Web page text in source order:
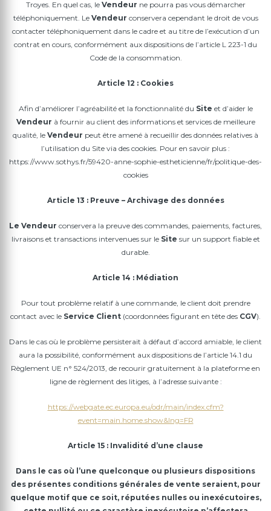
Troyes. En quel cas, le Vendeur ne pourra pas vous démarcher
téléphoniquement. Le Vendeur conservera cependant le droit de vous
contacter téléphoniquement dans le cadre et au titre de l’exécution d’un
contrat en cours, conformément aux dispositions de l’article L 223-1 du
Code de la consommation.
Article 12 : Cookies
Afin d’améliorer l’agréabilité et la fonctionnalité du Site et d’aider le
Vendeur à fournir au client des informations et services de meilleure
qualité, le Vendeur peut être amené à recueillir des données relatives à
l’utilisation du Site via des cookies. Pour en savoir plus :
https://www.sothys.fr/59420-anne-sophie-estheticienne/fr/politique-des-
cookies
Article 13 : Preuve – Archivage des données
Le Vendeur conservera la preuve des commandes, paiements, factures,
livraisons et transactions intervenues sur le Site sur un support fiable et
durable.
Article 14 : Médiation
Pour tout problème relatif à une commande, le client doit prendre
contact avec le Service Client (coordonnées figurant en tête des CGV).
Dans le cas où le problème persisterait à défaut d’accord amiable, le client
aura la possibilité, conformément aux dispositions de l’article 14.1 du
Règlement UE n° 524/2013, de recourir gratuitement à la plateforme en
ligne de règlement des litiges, à l’adresse suivante :
https://webgate.ec.europa.eu/odr/main/index.cfm?
event=main.home.show&Ing=FR
Article 15 : Invalidité d’une clause
Dans le cas où l’une quelconque ou plusieurs dispositions
des présentes conditions générales de vente seraient, pour
quelque motif que ce soit, réputées nulles ou inexécutoires,